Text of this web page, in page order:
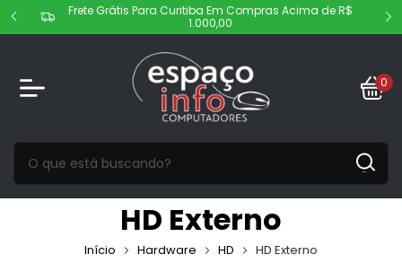
Frete Grátis Para Curitiba Em Compras Acima de R$
1.000,00
0
HD Externo
Início Hardware HD HD Externo